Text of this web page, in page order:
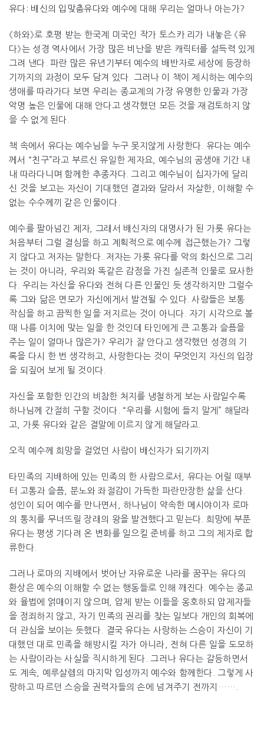
유다: 배신의 입맞춤유다와 예수에 대해 우리는 얼마나 아는가?
《하와》로 호평 받는 한국계 미국인 작가 토스카 리가 내놓은 《유
다》는 성경 역사에서 가장 많은 비난을 받은 캐릭터를 설득력 있게
그려 낸다. 파란 많은 유년기부터 예수의 배반자로 세상에 등장하
기까지의 과정이 모두 담겨 있다. 그러나 이 책이 제시하는 예수의
생애를 따라가다 보면 우리는 종교계의 가장 유명한 인물과 가장
악명 높은 인물에 대해 안다고 생각했던 모든 것을 재검토하지 않
을 수 없게 된다.
책 속에서 유다는 예수님을 누구 못지않게 사랑한다. 유다는 예수
께서 “친구”라고 부르신 유일한 제자요, 예수님의 공생애 기간 내
내 따라다니며 함께한 추종자다. 그리고 예수님이 십자가에 달리
신 것을 보고는 자신이 기대했던 결과와 달라서 자살한, 이해할 수
없는 수수께끼 같은 인물이다.
예수를 팔아넘긴 제자, 그래서 배신자의 대명사가 된 가룟 유다는
처음부터 그럴 결심을 하고 계획적으로 예수께 접근했는가? 그렇
지 않다고 저자는 말한다. 저자는 가룟 유다를 악의 화신으로 그리
는 것이 아니라, 우리와 똑같은 감정을 가진 실존적 인물로 묘사한
다. 우리는 자신을 유다와 전혀 다른 인물인 듯 생각하지만 그럴수
록 그와 닮은 면모가 자신에게서 발견될 수 있다. 사람들은 보통
작심을 하고 끔찍한 일을 저지르는 것이 아니다. 자기 시각으로 볼
때 나름 이치에 맞는 일을 한 것인데 타인에게 큰 고통과 슬픔을
주는 일이 얼마나 많은가? 우리가 잘 안다고 생각했던 성경의 기
록을 다시 한 번 생각하고, 사랑한다는 것이 무엇인지 자신의 입장
을 되짚어 보게 될 것이다.
자신을 포함한 인간의 비참한 처지를 냉철하게 보는 사람일수록
하나님께 간절히 구할 것이다. “우리를 시험에 들지 말게” 해달라
고, 가룟 유다와 같은 결말에 이르지 않게 해달라고.
오직 예수께 희망을 걸었던 사람이 배신자가 되기까지
타민족의 지배하에 있는 민족의 한 사람으로서, 유다는 어릴 때부
터 고통과 슬픔, 분노와 좌절감이 가득한 파란만장한 삶을 산다.
성인이 되어 예수를 만나면서, 하나님이 약속한 메시야이자 로마
의 통치를 무너뜨릴 장래의 왕을 발견했다고 믿는다. 희망에 부푼
유다는 평생 기다려 온 변화를 일으킬 준비를 하고 그의 제자로 합
류한다.
그러나 로마의 지배에서 벗어난 자유로운 나라를 꿈꾸는 유다의
환상은 예수의 이해할 수 없는 행동들로 인해 깨진다. 예수는 종교
와 율법에 얽매이지 않으며, 압제 받는 이들을 옹호하되 압제자들
을 정죄하지 않고, 자기 민족의 권리를 찾는 일보다 개인의 회복에
더 관심을 보이는 듯했다. 결국 유다는 사랑하는 스승이 자신이 기
대했던 대로 민족을 해방시킬 자가 아니라, 전혀 다른 일을 도모하
는 사람이라는 사실을 직시하게 된다. 그러나 유다는 갈등하면서
도 계속, 예루살렘의 마지막 입성까지 예수와 함께한다. 그렇게 사
랑하고 따르던 스승을 권력자들의 손에 넘겨주기 전까지…….